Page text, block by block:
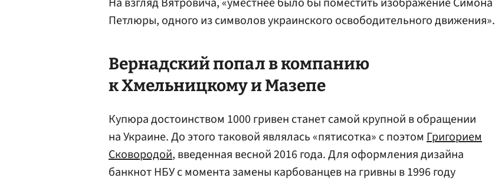
Петлюры, одного из символов украинского освободительного движения».
Вернадский попал в компанию
к Хмельницкому и Мазепе
Купюра достоинством 1000 гривен станет самой крупной в обращении
на Украине. До этого таковой являлась «пятисотка» с поэтом Григорием
Сковородой, введенная весной 2016 года. Для оформления дизайна
банкнот НБУ с момента замены карбованцев на гривны в 1996 году